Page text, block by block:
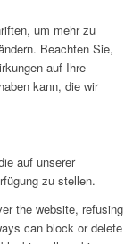
um mehr zu
Beachten Sie,
auf Ihre
kann, die wir
auf unserer
zu stellen.
the website, refusing
can block or delete